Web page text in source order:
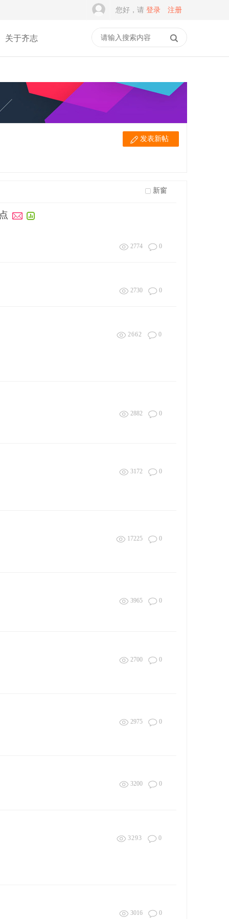
您好，请 登录 注册
关于齐志
发表新帖
新窗
2774 0
2730 0
2662 0
2882 0
3172 0
17225 0
3965 0
2700 0
2975 0
3200 0
3293 0
3016 0